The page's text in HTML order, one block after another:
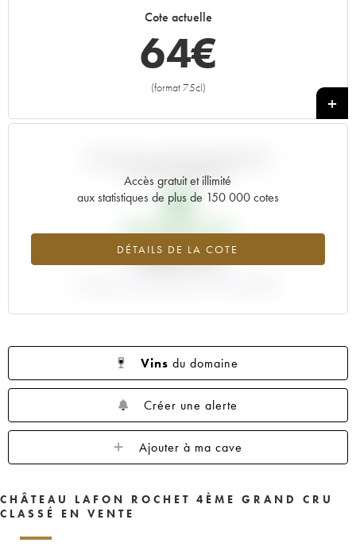
1999
1994
1970 1969 1966
1961 1959
1953
1952 1949 1947 1937
Cote actuelle
64€
(format 75cl)
+
Accès gratuit et illimité
aux statistiques de plus de 150 000 cotes
DÉTAILS DE LA COTE
AU PRIX PRIMEUR
6€
PRIX PRIMEURS 1982
+968.33%
Vins du domaine
Créer une alerte
Ajouter à ma cave
CHÂTEAU LAFON ROCHET 4ÈME GRAND CRU
CLASSÉ EN VENTE